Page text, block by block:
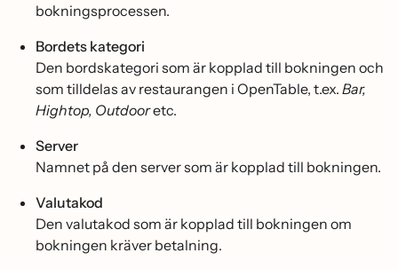
bokningsprocessen.
Bordets kategori
Den bordskategori som är kopplad till bokningen och
som tilldelas av restaurangen i OpenTable, t.ex. Bar,
Hightop, Outdooretc.
Server
Namnet på den server som är kopplad till bokningen.
Valutakod
Den valutakod som är kopplad till bokningen om
bokningen kräver betalning.